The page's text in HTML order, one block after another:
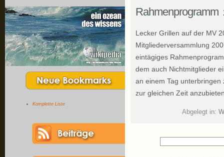
Komplette Liste
Rahmenprogramm
Lecker Grillen auf der MV
Mitgliederversammlung
eintägiges
dem auch Nichtmitglieder
an einem Tag
zur gleichen Zeit
Abgelegt in: